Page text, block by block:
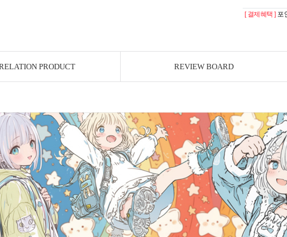
[ 결제혜택 ] 포
PRODUCT REVIEW BOARD